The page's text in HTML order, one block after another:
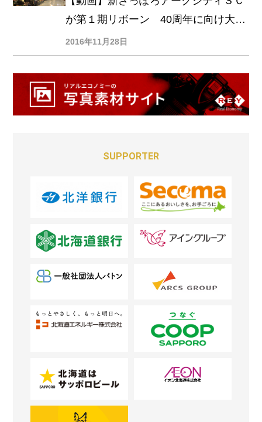
が第１期リボーン 40周年に向け大型
活性化
2016年11月28日
SUPPORTER